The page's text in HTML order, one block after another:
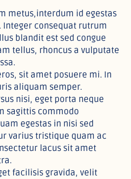
metus,interdum id egestas
Integer consequat rutrum
blandit est sed congue
tellus, rhoncus a vulputate
sit amet posuere mi. In
aliquam semper.
nisi, eget porta neque
sagittis commodo
egestas in nisi sed
varius tristique quam ac
lacus sit amet
facilisis gravida, velit